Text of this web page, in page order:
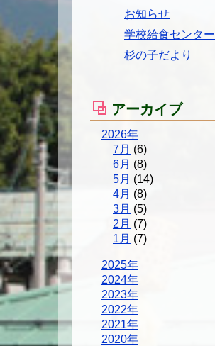
お知らせ
学校給食センター
杉の子だより
アーカイブ
2026年
7月 (6)
6月 (8)
5月 (14)
4月 (8)
3月 (5)
2月 (7)
1月 (7)
2025年
2024年
2023年
2022年
2021年
2020年